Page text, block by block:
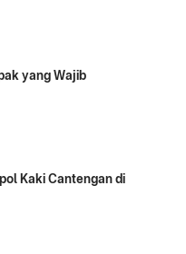
yang Wajib
Kaki Cantengan di